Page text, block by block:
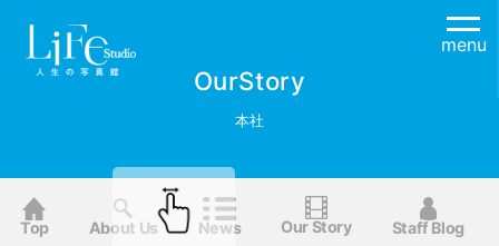
menu
OurStory
本社
Top About Us News Our Story Staff Blog